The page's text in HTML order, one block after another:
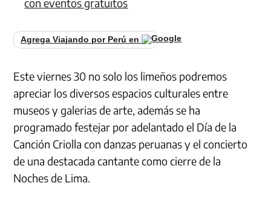
Agrega Viajando por Perú en
Este viernes 30 no solo los limeños podremos
apreciar los diversos espacios culturales entre
museos y galerias de arte, además se ha
programado festejar por adelantado el Día de la
Canción Criolla con danzas peruanas y el concierto
de una destacada cantante como cierre de la
Noches de Lima.